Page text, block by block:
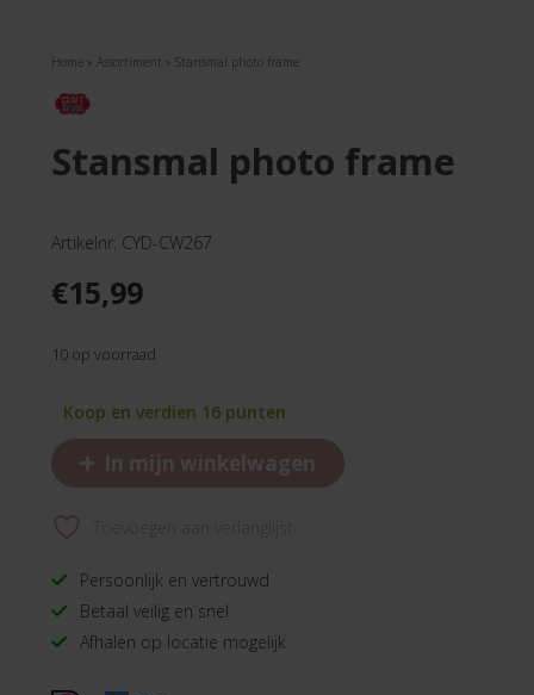
Home » Assortiment » Stansmal photo frame
stansmal photo frame
Artikelnr. CYD-CW267
€15,99
10 op voorraad
Koop en verdien 16 punten
+ In mijn winkelwagen
Persoonlijk en vertrouwd
Betaal veilig en snel
Afhalen op locatie mogelijk